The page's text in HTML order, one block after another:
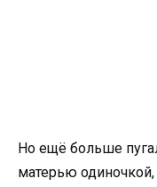
Но ещё больше
матерью